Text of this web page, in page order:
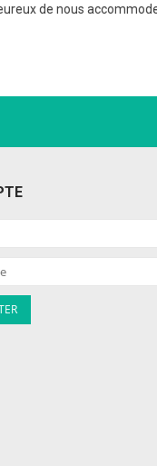
de nous